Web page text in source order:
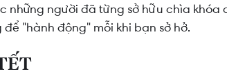
người đã từng sở hữu chìa khóa
"hành động" mỗi khi bạn sở hở.